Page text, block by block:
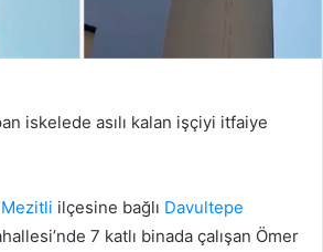
iskelede asılı kalan işçiyi itfaiye
Mezitli ilçesine bağlı Davultepe
7 katlı binada çalışan Ömer